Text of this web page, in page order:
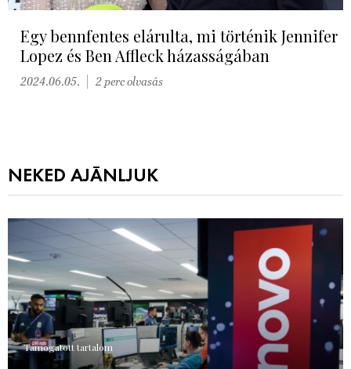
Egy bennfentes elárulta, mi történik Jennifer
Lopez és Ben Affleck házasságában
2024.06.05. 2 perc olvasás
NEKED AJÁNLJUK
Támogatott tartalom